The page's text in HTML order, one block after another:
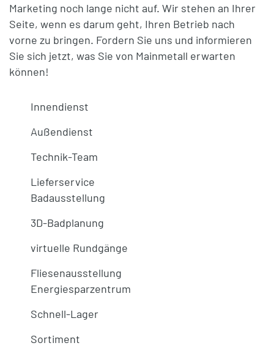
Marketing noch lange nicht auf. Wir stehen an Ihrer
Seite, wenn es darum geht, Ihren Betrieb nach
vorne zu bringen. Fordern Sie uns und informieren
Sie sich jetzt, was Sie von Mainmetall erwarten
können!
Innendienst
Außendienst
Technik-Team
Lieferservice
Badausstellung
3D-Badplanung
virtuelle Rundgänge
Fliesenausstellung
Energiesparzentrum
Schnell-Lager
Sortiment